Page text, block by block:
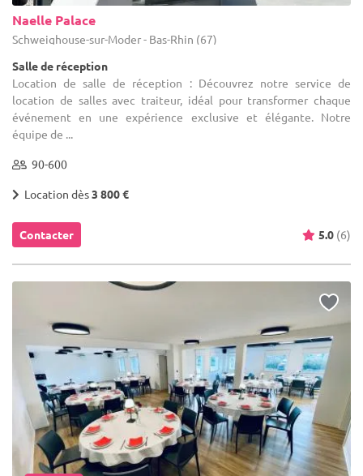
Naelle Palace
Schweighouse-sur-Moder - Bas-Rhin (67)
Salle de réception
Location de salle de réception : Découvrez notre service de
location de salles avec traiteur, idéal pour transformer chaque
événement en une expérience exclusive et élégante. Notre
équipe de ...
90-600
Location dès3 800 €
Contacter 5.0 (6)